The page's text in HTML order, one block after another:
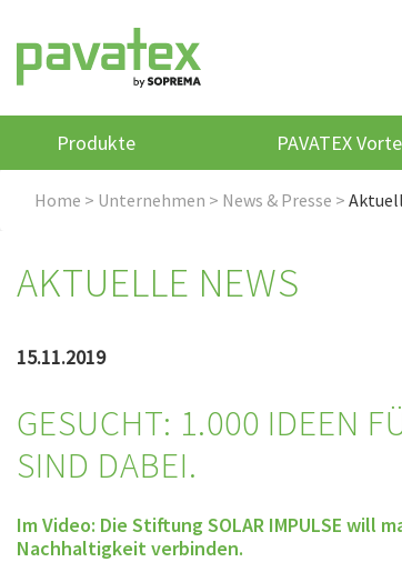
Produkte PAVATEX
Home > Unternehmen > News & Presse >
AKTUELLE NEWS
15.11.2019
GESUCHT: 1.000 IDEEN
SIND DABEI.
Im Video: Die Stiftung SOLAR IMPULSE
Nachhaltigkeit verbinden.